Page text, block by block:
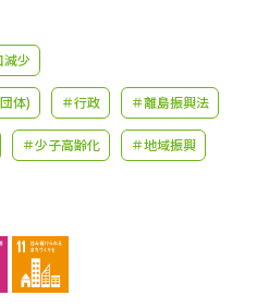
学問分野解説
サポート
大学進学IDについて
減少
体) ＃行政 ＃離島振興法
＃少子高齢化 ＃地域振興